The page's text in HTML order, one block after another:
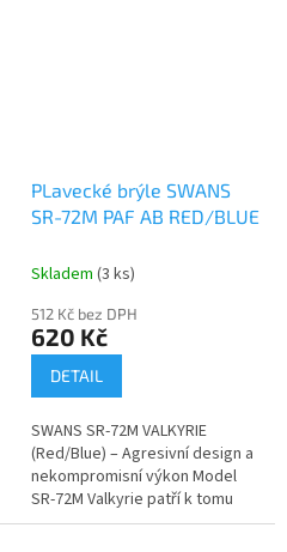
PLavecké brýle SWANS
SR-72M PAF AB RED/BLUE
Skladem (3 ks)
512 Kč bez DPH
620 Kč
DETAIL
SWANS SR-72M VALKYRIE
(Red/Blue) – Agresivní design a
nekompromisní výkon Model
SR-72M Valkyrie patří k tomu
nejlepšímu, co můžete na